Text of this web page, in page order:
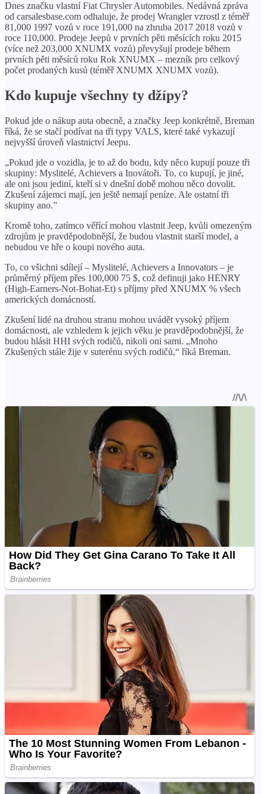
Dnes značku vlastní Fiat Chrysler Automobiles. Nedávná zpráva
od carsalesbase.com odhaluje, že prodej Wrangler vzrostl z téměř
81,000 1997 vozů v roce 191,000 na zhruba 2017 2018 vozů v
roce 110,000. Prodeje Jeepů v prvních pěti měsících roku 2015
(více než 203,000 XNUMX vozů) převyšují prodeje během
prvních pěti měsíců roku Rok XNUMX – mezník pro celkový
počet prodaných kusů (téměř XNUMX XNUMX vozů).
Kdo kupuje všechny ty džípy?
Pokud jde o nákup auta obecně, a značky Jeep konkrétně, Breman
říká, že se stačí podívat na tři typy VALS, které také vykazují
nejvyšší úroveň vlastnictví Jeepu.
„Pokud jde o vozidla, je to až do bodu, kdy něco kupují pouze tři
skupiny: Myslitelé, Achievers a Inovátoři. To, co kupují, je jiné,
ale oni jsou jediní, kteří si v dnešní době mohou něco dovolit.
Zkušení zájemci mají, jen ještě nemají peníze. Ale ostatní tři
skupiny ano.”
Kromě toho, zatímco věřící mohou vlastnit Jeep, kvůli omezeným
zdrojům je pravděpodobnější, že budou vlastnit starší model, a
nebudou ve hře o koupi nového auta.
To, co všichni sdílejí – Myslitelé, Achievers a Innovators – je
průměrný příjem přes 100,000 75 $, což definuji jako HENRY
(High-Earners-Not-Bohat-Et) s příjmy před XNUMX % všech
amerických domácností.
Zkušení lidé na druhou stranu mohou uvádět vysoký příjem
domácnosti, ale vzhledem k jejich věku je pravděpodobnější, že
budou hlásit HHI svých rodičů, nikoli oni sami. „Mnoho
Zkušených stále žije v suterénu svých rodičů,“ říká Breman.